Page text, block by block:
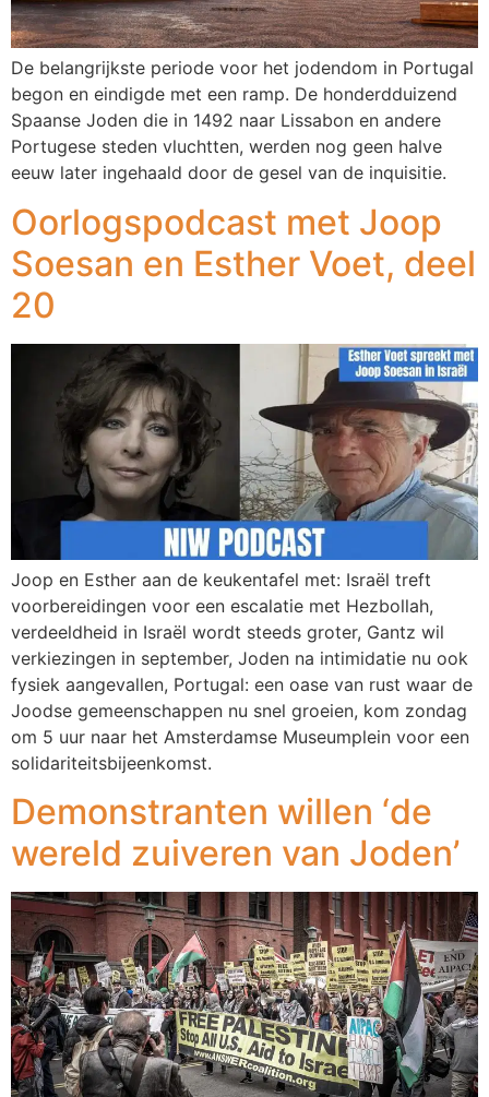
De belangrijkste periode voor het jodendom in Portugal
begon en eindigde met een ramp. De honderdduizend
Spaanse Joden die in 1492 naar Lissabon en andere
Portugese steden vluchtten, werden nog geen halve
eeuw later ingehaald door de gesel van de inquisitie.
Oorlogspodcast met Joop
Soesan en Esther Voet, deel
20
Joop en Esther aan de keukentafel met: Israël treft
voorbereidingen voor een escalatie met Hezbollah,
verdeeldheid in Israël wordt steeds groter, Gantz wil
verkiezingen in september, Joden na intimidatie nu ook
fysiek aangevallen, Portugal: een oase van rust waar de
Joodse gemeenschappen nu snel groeien, kom zondag
om 5 uur naar het Amsterdamse Museumplein voor een
solidariteitsbijeenkomst.
Demonstranten willen ‘de
wereld zuiveren van Joden’